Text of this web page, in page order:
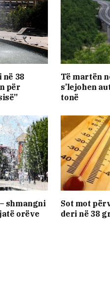
38
për
​Të martën
s’lejohen
tonë
shmangni
orëve
Sot mot
deri në 38